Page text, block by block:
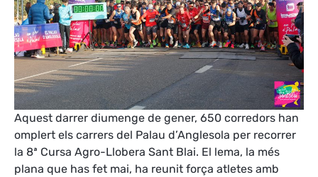
Aquest darrer diumenge de gener, 650 corredors han
omplert els carrers del Palau d’Anglesola per recorrer
la 8ª Cursa Agro-Llobera Sant Blai. El lema, la més
plana que has fet mai, ha reunit força atletes amb